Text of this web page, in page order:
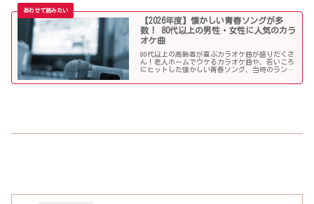
【2026年度】懐かしい青春ソングが多
数！ 80代以上の男性・女性に人気のカラ
オケ曲
80代以上の高齢者が喜ぶカラオケ曲が盛りだくさ
ん！老人ホームでウケるカラオケ曲や、若いころ
にヒットした懐かしい青春ソング、当時のランキ
た！